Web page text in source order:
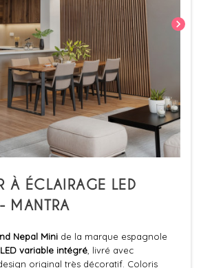
chevron_right
À ÉCLAIRAGE LED
MANTRA
Nepal Mini de la marque espagnole
variable intégré , livré avec
original très décoratif. Coloris